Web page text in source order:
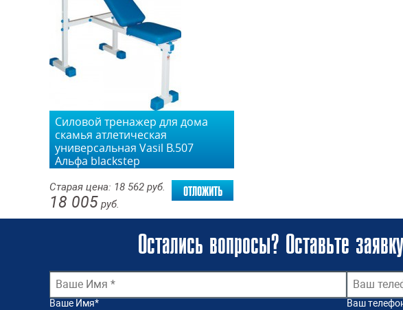
Силовой тренажер для дома
скамья атлетическая
универсальная Vasil В.507
Альфа blackstep
Старая цена: 18 562 руб.
18 005 руб.
отложить
Остались вопросы? Оставьте
Ваше Имя* Ваш